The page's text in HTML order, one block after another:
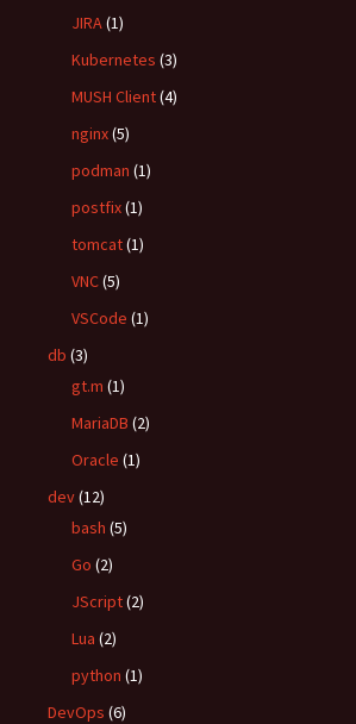
JIRA(1)
Kubernetes (3)
MUSH Client(4)
nginx(5)
podman (1)
postfix(1)
tomcat(1)
VNC(5)
VSCode (1)
db (3)
gt.m (1)
MariaDB (2)
Oracle (1)
dev(12)
bash (5)
Go (2)
JScript(2)
Lua (2)
python (1)
DevOps (6)